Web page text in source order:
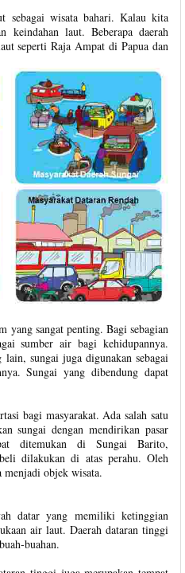
sebagai wisata bahari. Kalau kita
keindahan laut. Beberapa daerah
seperti Raja Ampat di Papua dan
yang sangat penting. Bagi sebagian
sumber air bagi kehidupannya.
sungai juga digunakan sebagai
Sungai yang dibendung dapat
bagi masyarakat. Ada salah satu
sungai dengan mendirikan pasar
ditemukan di Sungai Barito,
dilakukan di atas perahu. Oleh
menjadi objek wisata.
datar yang memiliki ketinggian
air laut. Daerah dataran tinggi
buahan.